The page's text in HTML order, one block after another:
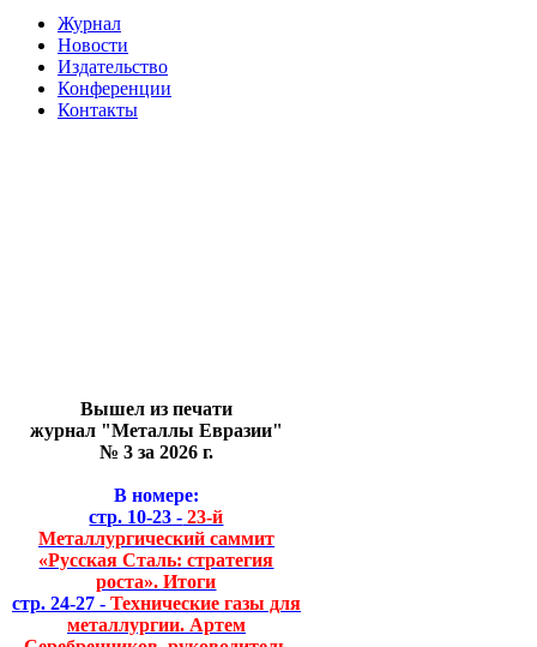
Журнал
Новости
Издательство
Конференции
Контакты
Вышел из печати
журнал "Металлы Евразии"
№ 3 за 2026 г.
В номере:
стр. 10-23 - 23-й
Металлургический саммит
«Русская Сталь: стратегия
роста». Итоги
стр. 24-27 - Технические газы для
металлургии. Артем